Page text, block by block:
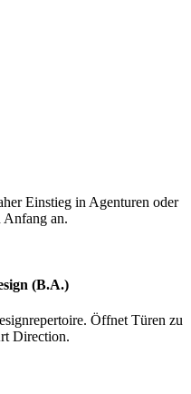
Einstieg in Agenturen oder
an.
(B.A.)
Öffnet Türen zu
Direction.